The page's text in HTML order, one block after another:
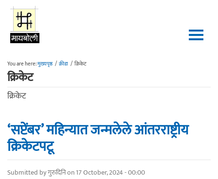
Skip to main content
You are here:मुख्यपृष्ठ / क्रीडा / क्रिकेट
क्रिकेट
क्रिकेट
‘सप्टेंबर’ महिन्यात जन्मलेले आंतरराष्ट्रीय
क्रिकेटपटू
Submitted byगुरुदिनिon 17 October, 2024 - 00:00